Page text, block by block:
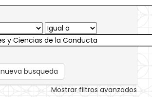
busqueda
Mostrar filtros avanzados